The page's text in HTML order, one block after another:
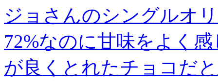
ジョさんのシングルオ
72%なのに甘味をよく
が良くとれたチョコだ